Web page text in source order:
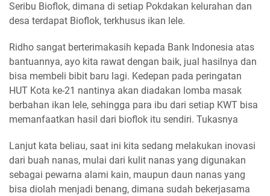
Seribu Bioflok, dimana di setiap Pokdakan kelurahan dan
desa terdapat Bioflok, terkhusus ikan lele.
Ridho sangat berterimakasih kepada Bank Indonesia atas
bantuannya, ayo kita rawat dengan baik, jual hasilnya dan
bisa membeli bibit baru lagi. Kedepan pada peringatan
HUT Kota ke-21 nantinya akan diadakan lomba masak
berbahan ikan lele, sehingga para ibu dari setiap KWT bisa
memanfaatkan hasil dari bioflok itu sendiri. Tukasnya
Lanjut kata beliau, saat ini kita sedang melakukan inovasi
dari buah nanas, mulai dari kulit nanas yang digunakan
sebagai pewarna alami kain, maupun daun nanas yang
bisa diolah menjadi benang, dimana sudah bekerjasama